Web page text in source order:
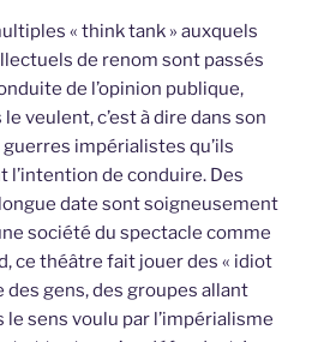
« think tank » auxquels
de renom sont passés
de l’opinion publique,
veulent, c’est à dire dans son
impérialistes qu’ils
l’intention de conduire. Des
date sont soigneusement
société du spectacle comme
ce théâtre fait jouer des « idiot
des gens, des groupes allant
sens voulu par l’impérialisme